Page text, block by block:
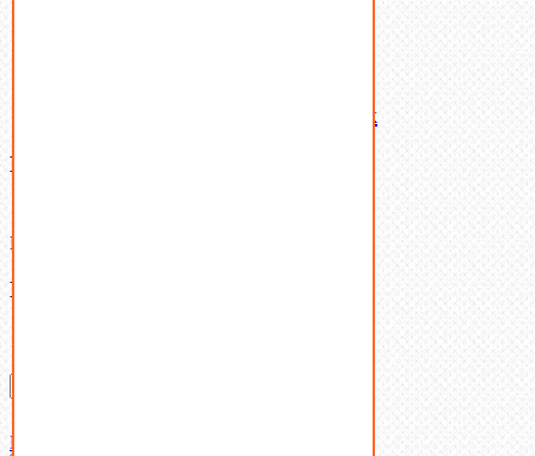
Латунный и бронзовый крепеж
Ваша корзина
В корзине нет товаров.
Поиск
Don't show this popup again